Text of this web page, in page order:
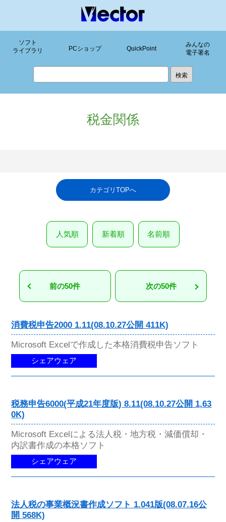
ソフト
ライブラリ
PCショップ QuickPoint
みんなの
電子署名
税金関係
カテゴリTOPへ
人気順 新着順 名前順
前の50件 次の50件
消費税申告2000 1.11(08.10.27公開 411K)
Microsoft Excelで作成した本格消費税申告ソフト
シェアウェア
税務申告6000(平成21年度版) 8.11(08.10.27公開 1,63
0K)
Microsoft Excelによる法人税・地方税・減価償却・
内訳書作成の本格ソフト
シェアウェア
法人税の事業概況書作成ソフト 1.041版(08.07.16公
開 568K)